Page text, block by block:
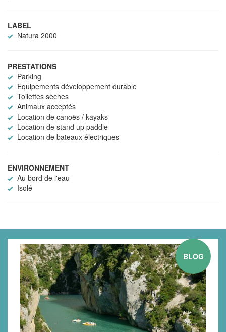
LABEL
Natura 2000
PRESTATIONS
Parking
Equipements développement durable
Toilettes sèches
Animaux acceptés
Location de canoës / kayaks
Location de stand up paddle
Location de bateaux électriques
ENVIRONNEMENT
Au bord de l'eau
Isolé
BLOG